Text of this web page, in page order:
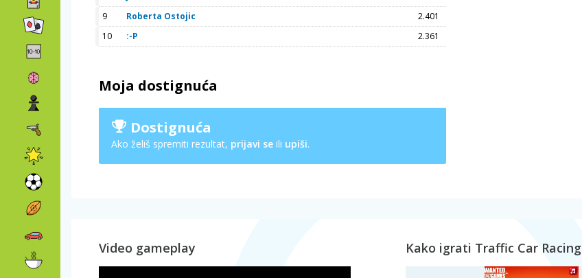
9
Roberta Ostojic
2.401
10
:-P 2.361
Moja dostignuća
Dostignuća
Ako želiš spremiti rezultat, prijavi se ili upiši.
Video gameplay Kako igrati Traffic Car Racing